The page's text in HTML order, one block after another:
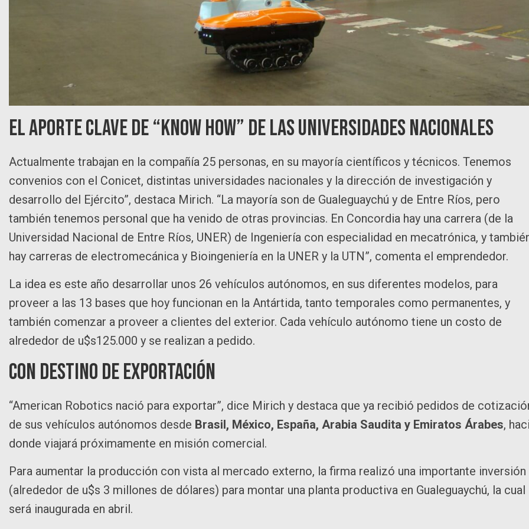
El aporte clave de “know how” de las universidades nacionales
Actualmente trabajan en la compañía 25 personas, en su mayoría científicos y técnicos. Tenemos
convenios con el Conicet, distintas universidades nacionales y la dirección de investigación y
desarrollo del Ejército”, destaca Mirich. “La mayoría son de Gualeguaychú y de Entre Ríos, pero
también tenemos personal que ha venido de otras provincias. En Concordia hay una carrera (de la
Universidad Nacional de Entre Ríos, UNER) de Ingeniería con especialidad en mecatrónica, y
hay carreras de electromecánica y Bioingeniería en la UNER y la UTN”, comenta el emprendedor.
La idea es este año desarrollar unos 26 vehículos autónomos, en sus diferentes modelos, para
proveer a las 13 bases que hoy funcionan en la Antártida, tanto temporales como permanentes, y
también comenzar a proveer a clientes del exterior. Cada vehículo autónomo tiene un costo de
alrededor de u$s125.000 y se realizan a pedido.
Con destino de exportación
“American Robotics nació para exportar”, dice Mirich y destaca que ya recibió pedidos de
de sus vehículos autónomos desde Brasil, México, España, Arabia Saudita y Emiratos Árabes,
donde viajará próximamente en misión comercial.
Para aumentar la producción con vista al mercado externo, la firma realizó una importante inversión
(alrededor de u$s 3 millones de dólares) para montar una planta productiva en Gualeguaychú, la cual
será inaugurada en abril.